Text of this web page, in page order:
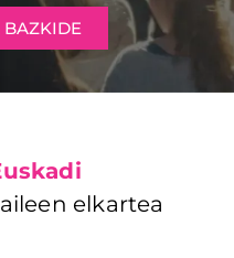
BAZKIDE
elkartea